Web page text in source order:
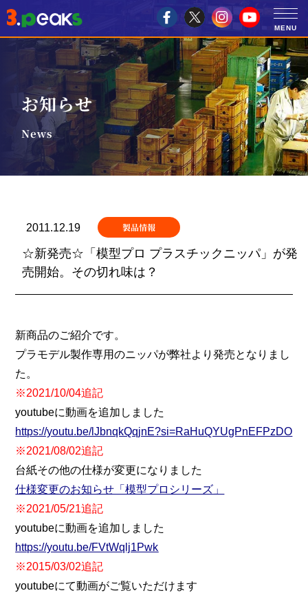
お知らせ
News
2011.12.19 製品情報
☆新発売☆「模型プロ プラスチックニッパ」が発
売開始。その切れ味は？
新商品のご紹介です。
プラモデル製作専用のニッパが弊社より発売となりまし
た。
※2021/10/04追記
youtubeに動画を追加しました
https://youtu.be/lJbnqkQqjnE?si=RaHuQYUgPnEFPzDO
※2021/08/02追記
台紙その他の仕様が変更になりました
仕様変更のお知らせ「模型プロシリーズ」
※2021/05/21追記
youtubeに動画を追加しました
https://youtu.be/FVtWqlj1Pwk
※2015/03/02追記
youtubeにて動画がご覧いただけます